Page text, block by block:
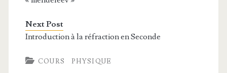
Next Post
Introduction à la réfraction en Seconde
COURS PHYSIQUE